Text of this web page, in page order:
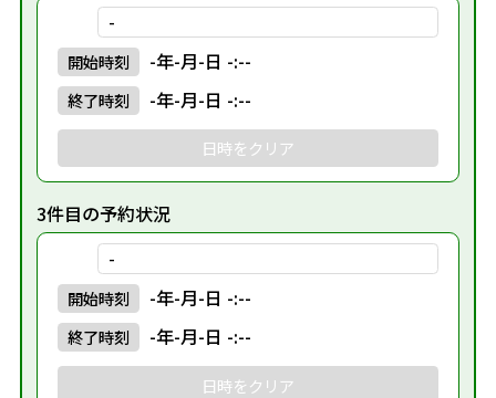
-
開始時刻 -年-月-日 -:--
終了時刻 -年-月-日 -:--
日時をクリア
3件目の予約状況
-
開始時刻 -年-月-日 -:--
終了時刻 -年-月-日 -:--
日時をクリア